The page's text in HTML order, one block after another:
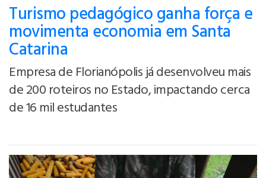
Turismo pedagógico ganha força e
movimenta economia em Santa
Catarina
Empresa de Florianópolis já desenvolveu mais
de 200 roteiros no Estado, impactando cerca
de 16 mil estudantes